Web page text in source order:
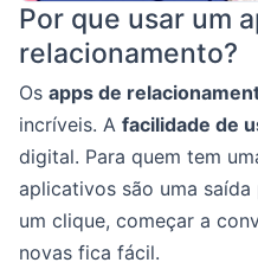
Por que usar um
relacionamento?
Os apps de
incríveis. A facilidade de
digital. Para quem tem
aplicativos são uma
um clique, começar a
novas fica fácil.